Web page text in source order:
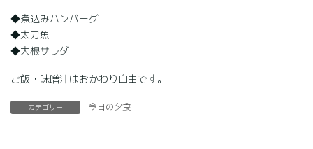
◆煮込みハンバーグ
◆太刀魚
◆大根サラダ
ご飯・味噌汁はおかわり自由です。
カテゴリー 今日の夕食